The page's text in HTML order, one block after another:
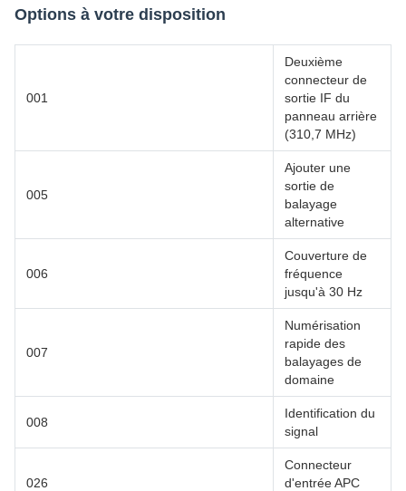
Options à votre disposition
001
Deuxième
connecteur de
sortie IF du
panneau arrière
(310,7 MHz)
005
Ajouter une
sortie de
balayage
alternative
006
Couverture de
fréquence
jusqu'à 30 Hz
007
Numérisation
rapide des
balayages de
domaine
008
Identification du
signal
026
Connecteur
d'entrée APC